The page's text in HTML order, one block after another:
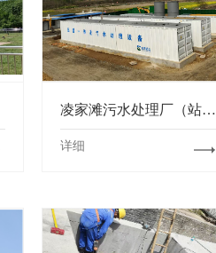
凌家滩污水处理厂（站）项目
详细